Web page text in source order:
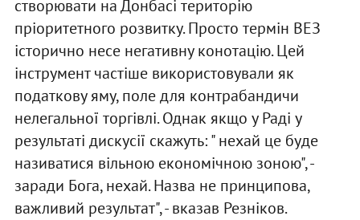
створювати на Донбасі територію
пріоритетного розвитку. Просто термін ВЕЗ
історично несе негативну конотацію. Цей
інструмент частіше використовували як
податкову яму, поле для контрабандичи
нелегальної торгівлі. Однак якщо у Раді у
результаті дискусії скажуть: " нехай це буде
називатися вільною економічною зоною", -
заради Бога, нехай. Назва не принципова,
важливий результат", - вказав Резніков.